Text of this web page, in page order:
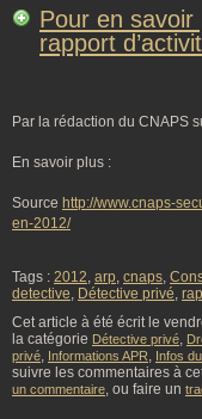
Pour en savoir
rapport
Par la rédaction du CNAPS
En savoir plus :
Source http://www.cnaps-
en-2012/
Tags : 2012, arp, cnaps,
detective, Détective privé,
Cet article à été écrit le
la catégorie Détective privé,
privé, Informations APR, Infos
suivre les commentaires à
un commentaire, ou faire un